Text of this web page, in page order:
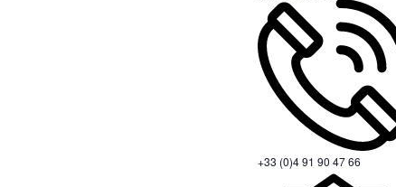
+33 (0)4 91 90 47 66